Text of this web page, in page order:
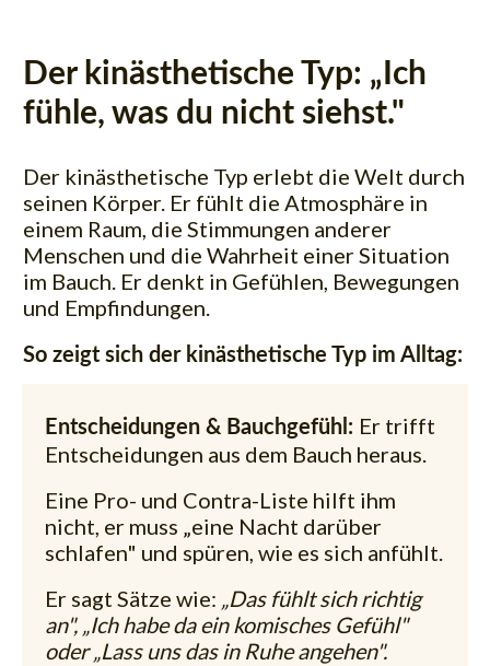
Der kinästhetische Typ: „Ich
fühle, was du nicht siehst."
Der kinästhetische Typ erlebt die Welt durch
seinen Körper. Er fühlt die Atmosphäre in
einem Raum, die Stimmungen anderer
Menschen und die Wahrheit einer Situation
im Bauch. Er denkt in Gefühlen, Bewegungen
und Empfindungen.
So zeigt sich der kinästhetische Typ im Alltag:
Entscheidungen & Bauchgefühl: Er trifft
Entscheidungen aus dem Bauch heraus.
Eine Pro- und Contra-Liste hilft ihm
nicht, er muss „eine Nacht darüber
schlafen" und spüren, wie es sich anfühlt.
Er sagt Sätze wie: „Das fühlt sich richtig
an", „Ich habe da ein komisches Gefühl"
oder „Lass uns das in Ruhe angehen".